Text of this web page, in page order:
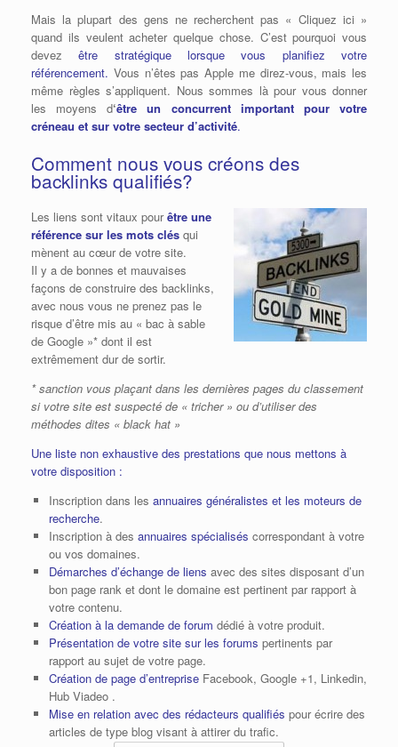
Mais la plupart des gens ne recherchent pas « Cliquez ici »
quand ils veulent acheter quelque chose. C’est pourquoi vous
devezêtre stratégique lorsque vous planifiez votre
référencement. Vous n’êtes pas Apple me direz-vous, mais les
même règles s’appliquent. Nous sommes là pour vous donner
les moyens d‘être un concurrent important pour votre
créneau et sur votre secteur d’activité.
Comment nous vous créons des
backlinks qualifiés?
Les liens sont vitaux pourêtre une
référence sur les mots clés qui
mènent au cœur de votre site.
Il y a de bonnes et mauvaises
façons de construire des backlinks,
avec nous vous ne prenez pas le
risque d’être mis au « bac à sable
de Google »* dont il est
extrêmement dur de sortir.
* sanction vous plaçant dans les dernières pages du classement
si votre site est suspecté de « tricher » ou d’utiliser des
méthodes dites « black hat »
Une liste non exhaustive des prestations que nous mettons à
votre disposition :
Inscription dans les annuaires généralistes et les moteurs de
recherche.
Inscription à des annuaires spécialisés correspondant à votre
ou vos domaines.
Démarches d’échange de liens avec des sites disposant d’un
bon page rank et dont le domaine est pertinent par rapport à
votre contenu.
Création à la demande de forum dédié à votre produit.
Présentation de votre site sur les forums pertinents par
rapport au sujet de votre page.
Création de page d’entrepriseFacebook, Google +1, Linkedin,
Hub Viadeo .
Mise en relation avec des rédacteurs qualifiés pour écrire des
articles de type blog visant à attirer du trafic.